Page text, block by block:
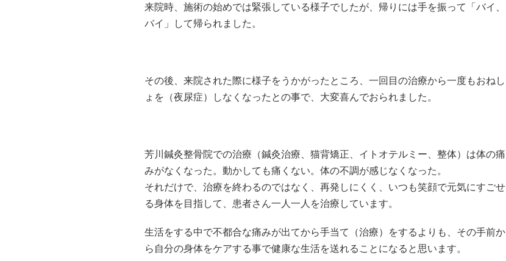
来院時、施術の始めでは緊張している様子でしたが、帰りには手を振って「バイ、
バイ」して帰られました。
その後、来院された際に様子をうかがったところ、一回目の治療から一度もおねし
ょを（夜尿症）しなくなったとの事で、大変喜んでおられました。
芳川鍼灸整骨院での治療（鍼灸治療、猫背矯正、イトオテルミー、整体）は体の痛
みがなくなった。動かしても痛くない。体の不調が感じなくなった。
それだけで、治療を終わるのではなく、再発しにくく、いつも笑顔で元気にすごせ
る身体を目指して、患者さん一人一人を治療しています。
生活をする中で不都合な痛みが出てから手当て（治療）をするよりも、その手前か
ら自分の身体をケアする事で健康な生活を送れることになると思います。